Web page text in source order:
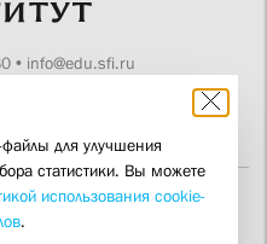
• info@edu.sfi.ru
для улучшения
статистики. Вы можете
использования cookie-
.